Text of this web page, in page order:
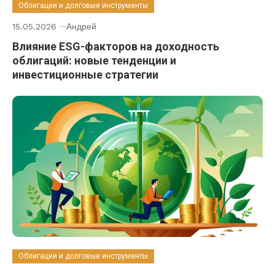
Облигации и долговые инструменты
15.05.2026 Андрей
Влияние ESG-факторов на доходность
облигаций: новые тенденции и
инвестиционные стратегии
Облигации и долговые инструменты